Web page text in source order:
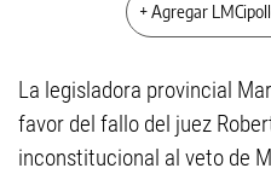
+ Agregar
La legisladora provincial
favor del fallo del juez
inconstitucional al veto de